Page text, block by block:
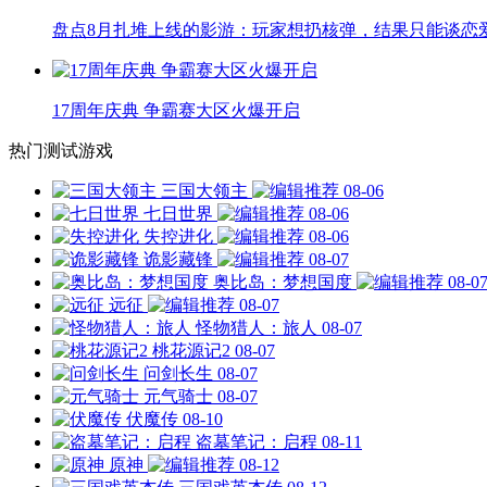
盘点8月扎堆上线的影游：玩家想扔核弹，结果只能谈恋
17周年庆典 争霸赛大区火爆开启
热门测试游戏
三国大领主
08-06
七日世界
08-06
失控进化
08-06
诡影藏锋
08-07
奥比岛：梦想国度
08-07
远征
08-07
怪物猎人：旅人 08-07
桃花源记2 08-07
问剑长生 08-07
元气骑士 08-07
伏魔传 08-10
盗墓笔记：启程 08-11
原神
08-12